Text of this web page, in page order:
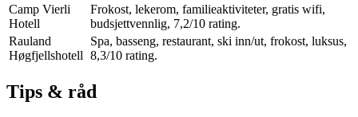
Camp Vierli
Hotell
Frokost, lekerom, familieaktiviteter, gratis wifi,
budsjettvennlig, 7,2/10 rating.
Rauland
Høgfjellshotell
Spa, basseng, restaurant, ski inn/ut, frokost, luksus,
8,3/10 rating.
Tips & råd